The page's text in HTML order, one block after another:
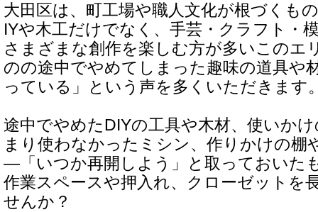
大田区は、町工場や職人文化が根づくも
IYや木工だけでなく、手芸・クラフト・
さまざまな創作を楽しむ方が多いこのエ
のの途中でやめてしまった趣味の道具や
っている」という声を多くいただきます
途中でやめたDIYの工具や木材、使いか
まり使わなかったミシン、作りかけの
―「いつか再開しよう」と取っておいた
作業スペースや押入れ、クローゼットを
せんか？